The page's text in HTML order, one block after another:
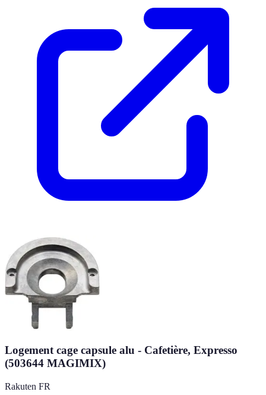
Logement cage capsule alu - Cafetière, Expresso
(503644 MAGIMIX)
Rakuten FR